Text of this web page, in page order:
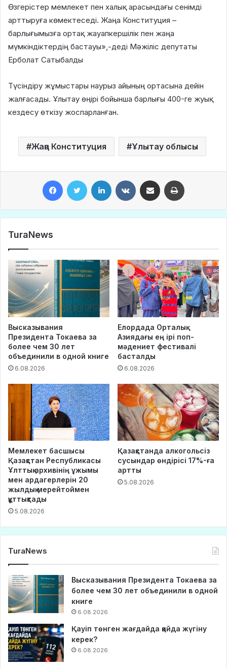
Өзгерістер мемлекет пен халық арасындағы сенімді
арттыруға көмектеседі. Жаңа Конституция –
барлығымызға ортақ жауапкершілік пен жаңа
мүмкіндіктердің бастауы»,-деді Мәжіліс депутаты
Ерболат Сатыбалды
Түсіндіру жұмыстары наурыз айының ортасына дейін
жалғасады. Ұлытау өңірі бойынша барлығы 400-ге жуық
кездесу өткізу жоспарланған.
Жаңа Конституция Ұлытау облысы
TuraNews
Высказывания
Президента Токаева за
более чем 30 лет
объединили в одной книге
6.08.2026
Елордада Орталық
Азиядағы ең ірі поп-
мәдениет фестивалі
басталды
6.08.2026
Мемлекет басшысы
Қазақстан Республикасы
Ұлттық архивінің ұжымы
мен ардагерлерін 20
жылдық мерейтоймен
құттықтады
5.08.2026
Қазақстанда алкогольсіз
сусындар өндірісі 17%-ға
артты
5.08.2026
TuraNews
Высказывания Президента Токаева за
более чем 30 лет объединили в одной
книге
6.08.2026
Қауіп төнген жағдайда қайда жүгіну
керек?
6.08.2026